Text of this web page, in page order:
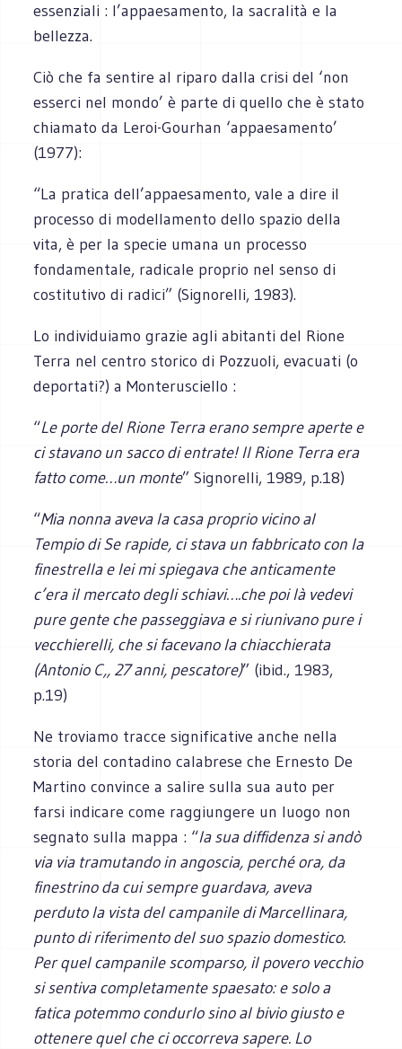
essenziali : l’appaesamento, la sacralità e la
bellezza.
Ciò che fa sentire al riparo dalla crisi del ‘non
esserci nel mondo’ è parte di quello che è stato
chiamato da Leroi-Gourhan ‘appaesamento’
(1977):
“La pratica dell’appaesamento, vale a dire il
processo di modellamento dello spazio della
vita, è per la specie umana un processo
fondamentale, radicale proprio nel senso di
costitutivo di radici” (Signorelli, 1983).
Lo individuiamo grazie agli abitanti del Rione
Terra nel centro storico di Pozzuoli, evacuati (o
deportati?) a Monterusciello :
“Le porte del Rione Terra erano sempre aperte e
ci stavano un sacco di entrate! Il Rione Terra era
fatto come…un monte” Signorelli, 1989, p.18)
“Mia nonna aveva la casa proprio vicino al
Tempio di Se rapide, ci stava un fabbricato con la
finestrella e lei mi spiegava che anticamente
c’era il mercato degli schiavi….che poi là vedevi
pure gente che passeggiava e si riunivano pure i
vecchierelli, che si facevano la chiacchierata
(Antonio C,, 27 anni, pescatore)” (ibid., 1983,
p.19)
Ne troviamo tracce significative anche nella
storia del contadino calabrese che Ernesto De
Martino convince a salire sulla sua auto per
farsi indicare come raggiungere un luogo non
segnato sulla mappa : “la sua diffidenza si andò
via via tramutando in angoscia, perché ora, da
finestrino da cui sempre guardava, aveva
perduto la vista del campanile di Marcellinara,
punto di riferimento del suo spazio domestico.
Per quel campanile scomparso, il povero vecchio
si sentiva completamente spaesato: e solo a
fatica potemmo condurlo sino al bivio giusto e
ottenere quel che ci occorreva sapere. Lo